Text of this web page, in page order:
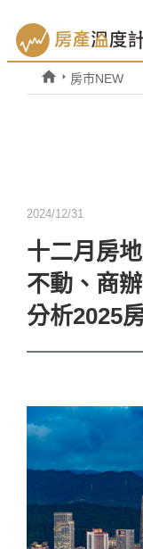
房市NEW
2024/12/31
十二月房
不動、商
分析2025